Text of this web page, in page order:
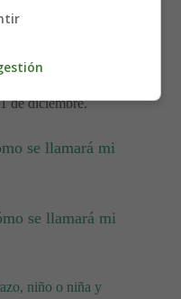
de diciembre.
se llamará mi
se llamará mi
niño o niña y